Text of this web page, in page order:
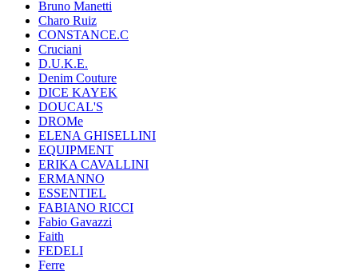
Bruno Manetti
Charo Ruiz
CONSTANCE.C
Cruciani
D.U.K.E.
Denim Couture
DICE KAYEK
DOUCAL'S
DROMe
ELENA GHISELLINI
EQUIPMENT
ERIKA CAVALLINI
ERMANNO
ESSENTIEL
FABIANO RICCI
Fabio Gavazzi
Faith
FEDELI
Ferre